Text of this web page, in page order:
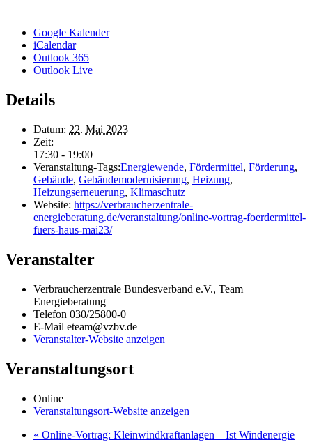
Google Kalender
iCalendar
Outlook 365
Outlook Live
Details
Datum: 22. Mai 2023
Zeit:
17:30 - 19:00
Veranstaltung-Tags:Energiewende, Fördermittel, Förderung,
Gebäude, Gebäudemodernisierung, Heizung,
Heizungserneuerung, Klimaschutz
Website: https://verbraucherzentrale-
energieberatung.de/veranstaltung/online-vortrag-foerdermittel-
fuers-haus-mai23/
Veranstalter
Verbraucherzentrale Bundesverband e.V., Team
Energieberatung
Telefon 030/25800-0
E-Mail eteam@vzbv.de
Veranstalter-Website anzeigen
Veranstaltungsort
Online
Veranstaltungsort-Website anzeigen
« Online-Vortrag: Kleinwindkraftanlagen – Ist Windenergie